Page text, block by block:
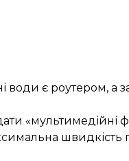
є роутером, а
«мультимедійні